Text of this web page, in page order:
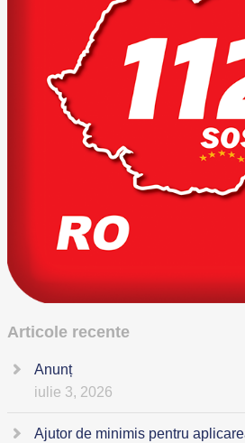
Articole recente
Anunț
iulie 3, 2026
Ajutor de minimis pentru